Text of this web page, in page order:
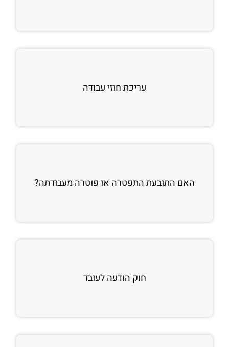
עריכת חוזי עבודה
האם התובעת התפטרה או פוטרה מעבודתה?
חוק הודעה לעובד